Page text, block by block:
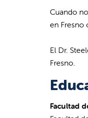
Cuando
en Fresno
El Dr.
Fresno.
Facultad